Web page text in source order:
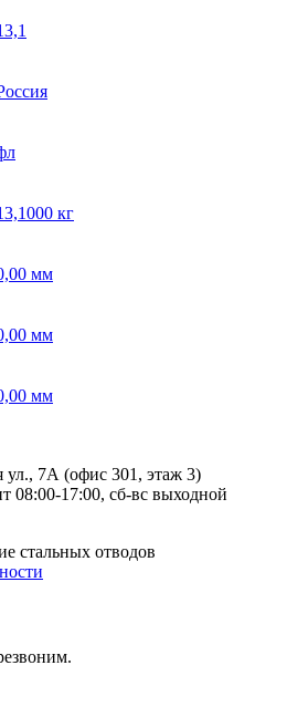
кг
мм
мм
мм
ул., 7А (офис 301, этаж 3)
08:00-17:00, сб-вс выходной
стальных отводов